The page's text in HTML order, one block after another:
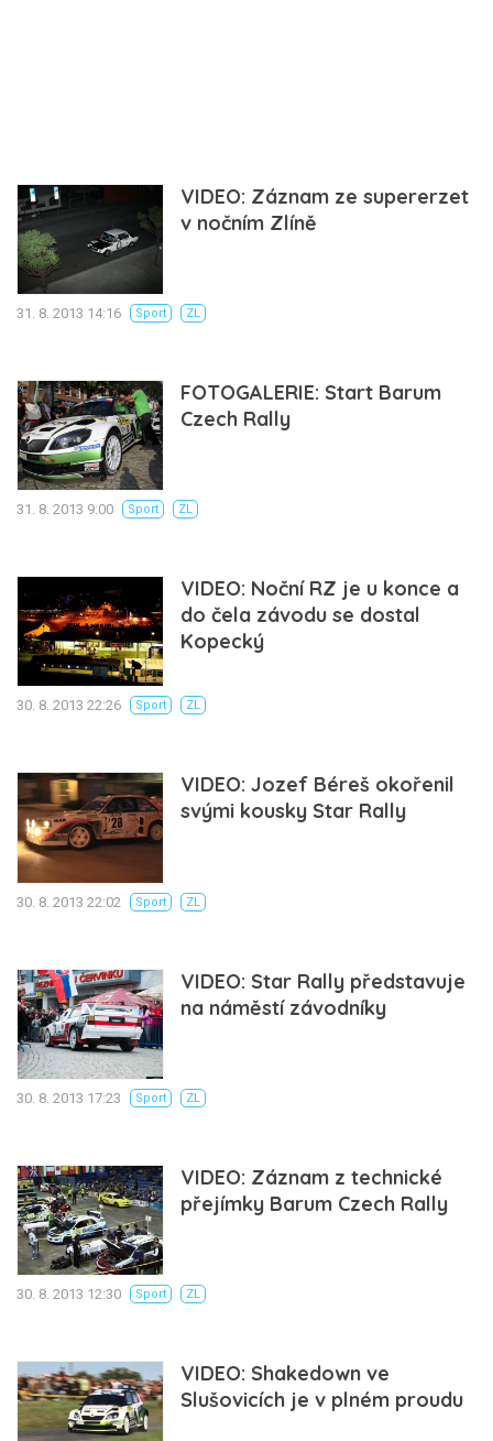
VIDEO: Záznam ze supererzet
v nočním Zlíně
31. 8. 2013 14:16 Sport ZL
FOTOGALERIE: Start Barum
Czech Rally
31. 8. 2013 9:00 Sport ZL
VIDEO: Noční RZ je u konce a
do čela závodu se dostal
Kopecký
30. 8. 2013 22:26 Sport ZL
VIDEO: Jozef Béreš okořenil
svými kousky Star Rally
30. 8. 2013 22:02 Sport ZL
VIDEO: Star Rally představuje
na náměstí závodníky
30. 8. 2013 17:23 Sport ZL
VIDEO: Záznam z technické
přejímky Barum Czech Rally
30. 8. 2013 12:30 Sport ZL
VIDEO: Shakedown ve
Slušovicích je v plném proudu